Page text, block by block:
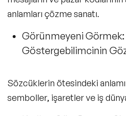
anlamları çözme sanatı.
Görünmeyeni Görmek:
Göstergebilimcinin
Sözcüklerin ötesindeki
semboller, işaretler ve iş